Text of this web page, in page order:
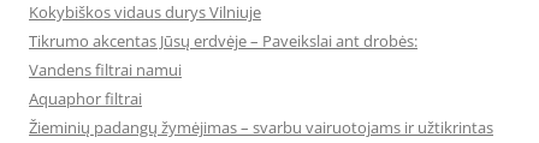
Kokybiškos vidaus durys Vilniuje
Tikrumo akcentas Jūsų erdvėje – Paveikslai ant drobės:
Vandens filtrai namui
Aquaphor filtrai
Žieminių padangų žymėjimas – svarbu vairuotojams ir užtikrintas